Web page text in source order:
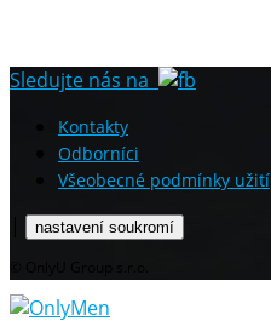
Sledujte nás na
Kontakty
Odborníci
Všeobecné podmínky užití
nastavení soukromí